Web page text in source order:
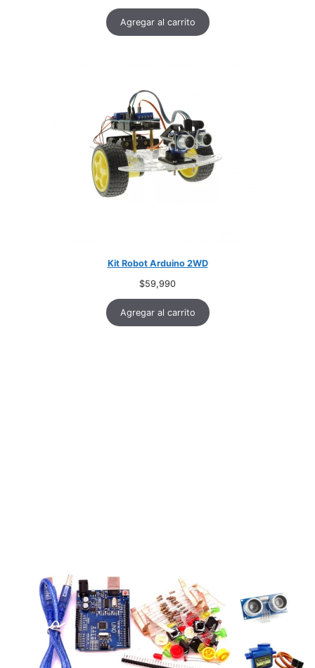
Agregar al carrito
Kit Robot Arduino 2WD
$59,990
Agregar al carrito